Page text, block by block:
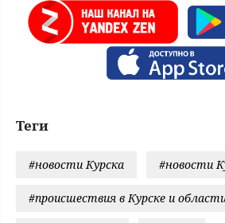
Теги
#новости Курска #новости
#происшествия в Курске и